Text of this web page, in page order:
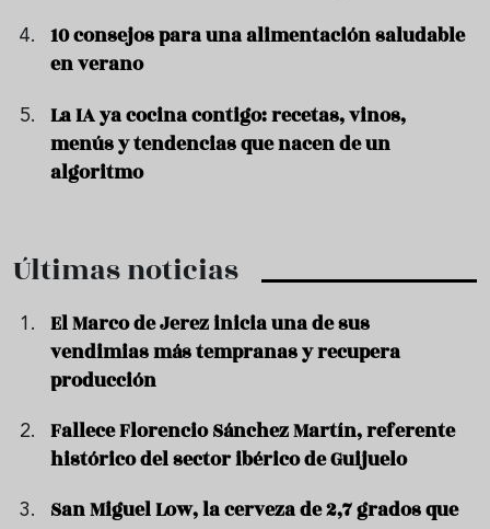
10 consejos para una alimentación saludable
en verano
La IA ya cocina contigo: recetas, vinos,
menús y tendencias que nacen de un
algoritmo
Últimas noticias
El Marco de Jerez inicia una de sus
vendimias más tempranas y recupera
producción
Fallece Florencio Sánchez Martín, referente
histórico del sector ibérico de Guijuelo
San Miguel Low, la cerveza de 2,7 grados que